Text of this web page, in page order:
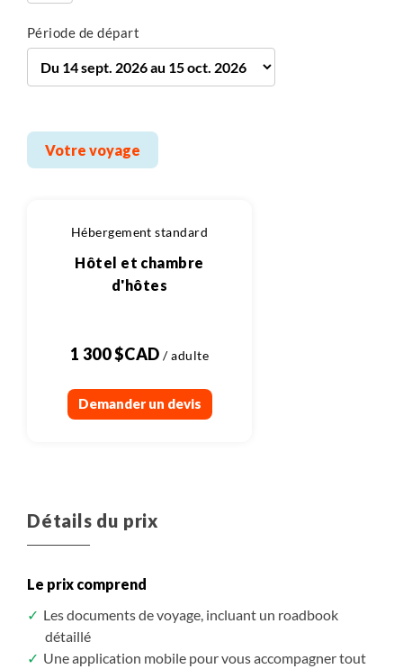
Période de départ
Votre voyage
Hébergement standard
Hôtel et chambre
d'hôtes
1 300 $CAD
Demander un devis
Détails du prix
Le prix comprend
Les documents de voyage, incluant un roadbook
détaillé
Une application mobile pour vous accompagner tout